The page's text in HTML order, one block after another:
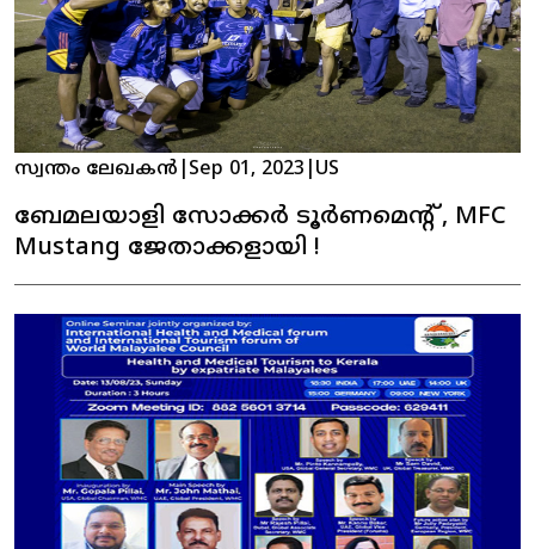
സ്വന്തം ലേഖകൻ Sep 01, 2023 US
ബേമലയാളി സോക്കർ ടൂർണമെന്റ് , MFC
Mustang ജേതാക്കളായി !